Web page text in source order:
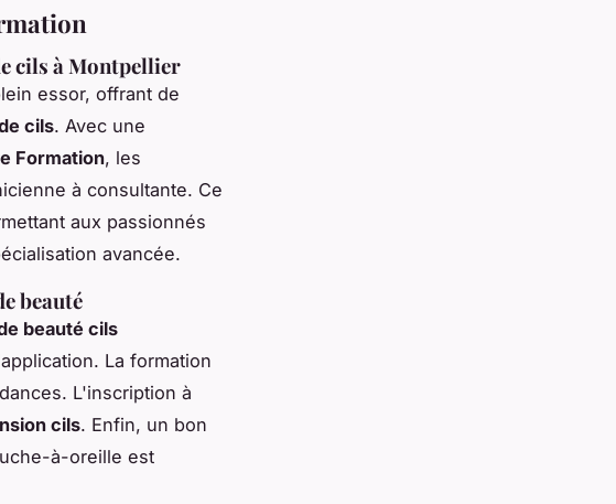
cils à Montpellier
essor, offrant de
cils. Avec une
Formation, les
à consultante. Ce
aux passionnés
avancée.
beauté
beauté cils
La formation
L'inscription à
cils. Enfin, un bon
à-oreille est